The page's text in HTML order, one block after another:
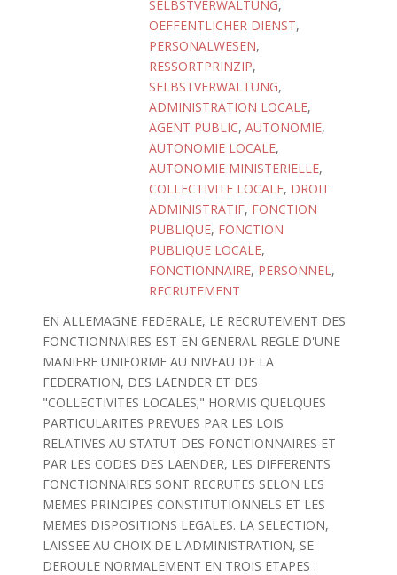
SELBSTVERWALTUNG,
OEFFENTLICHER DIENST,
PERSONALWESEN,
RESSORTPRINZIP,
SELBSTVERWALTUNG,
ADMINISTRATION LOCALE,
AGENT PUBLIC, AUTONOMIE,
AUTONOMIE LOCALE,
AUTONOMIE MINISTERIELLE,
COLLECTIVITE LOCALE, DROIT
ADMINISTRATIF, FONCTION
PUBLIQUE, FONCTION
PUBLIQUE LOCALE,
FONCTIONNAIRE, PERSONNEL,
RECRUTEMENT
EN ALLEMAGNE FEDERALE, LE RECRUTEMENT DES
FONCTIONNAIRES EST EN GENERAL REGLE D'UNE
MANIERE UNIFORME AU NIVEAU DE LA
FEDERATION, DES LAENDER ET DES
"COLLECTIVITES LOCALES;" HORMIS QUELQUES
PARTICULARITES PREVUES PAR LES LOIS
RELATIVES AU STATUT DES FONCTIONNAIRES ET
PAR LES CODES DES LAENDER, LES DIFFERENTS
FONCTIONNAIRES SONT RECRUTES SELON LES
MEMES PRINCIPES CONSTITUTIONNELS ET LES
MEMES DISPOSITIONS LEGALES. LA SELECTION,
LAISSEE AU CHOIX DE L'ADMINISTRATION, SE
DEROULE NORMALEMENT EN TROIS ETAPES :